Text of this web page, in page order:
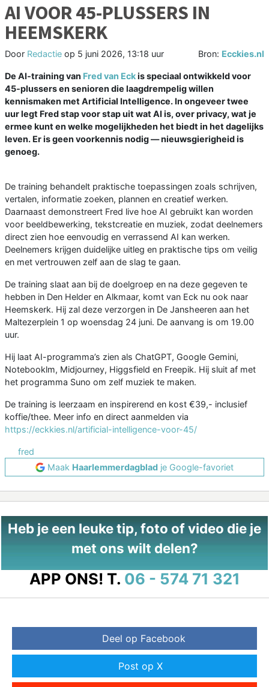
AI VOOR 45-PLUSSERS IN
HEEMSKERK
Door Redactie op 5 juni 2026, 13:18 uur Bron: Ecckies.nl
De AI‑training van Fred van Eckis speciaal ontwikkeld voor
45‑plussers en senioren die laagdrempelig willen
kennismaken met Artificial Intelligence. In ongeveer twee
uur legt Fred stap voor stap uit wat AI is, over privacy, wat je
ermee kunt en welke mogelijkheden het biedt in het dagelijks
leven. Er is geen voorkennis nodig — nieuwsgierigheid is
genoeg.
De training behandelt praktische toepassingen zoals schrijven,
vertalen, informatie zoeken, plannen en creatief werken.
Daarnaast demonstreert Fred live hoe AI gebruikt kan worden
voor beeldbewerking, tekstcreatie en muziek, zodat deelnemers
direct zien hoe eenvoudig en verrassend AI kan werken.
Deelnemers krijgen duidelijke uitleg en praktische tips om veilig
en met vertrouwen zelf aan de slag te gaan.
De training slaat aan bij de doelgroep en na deze gegeven te
hebben in Den Helder en Alkmaar, komt van Eck nu ook naar
Heemskerk. Hij zal deze verzorgen in De Jansheeren aan het
Maltezerplein 1 op woensdag 24 juni. De aanvang is om 19.00
uur.
Hij laat AI-programma’s zien als ChatGPT, Google Gemini,
Notebooklm, Midjourney, Higgsfield en Freepik. Hij sluit af met
het programma Suno om zelf muziek te maken.
De training is leerzaam en inspirerend en kost €39,- inclusief
koffie/thee. Meer info en direct aanmelden via
https://eckkies.nl/artificial-intelligence-voor-45/
fred
Maak Haarlemmerdagblad je Google-favoriet
Heb je een leuke tip, foto of video die je
met ons wilt delen?
APP ONS! T. 06 - 574 71 321
Deel op Facebook
Post op X